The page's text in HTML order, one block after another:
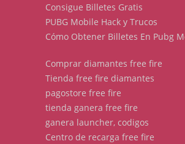
Consigue Billetes Gratis
PUBG Mobile Hack y Trucos
Cómo Obtener Billetes En Pubg
Comprar diamantes free fire
Tienda free fire diamantes
pagostore free fire
tienda ganera free fire
ganera launcher, codigos
Centro de recarga free fire